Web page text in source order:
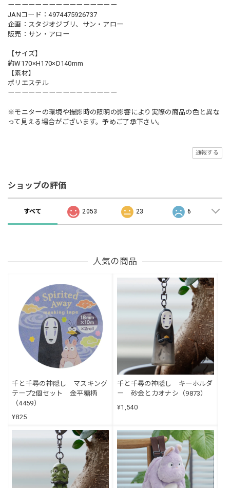
ーーーーーーーーーーーーーーーー
JANコード：4974475926737
企画：スタジオジブリ、サン・アロー
販売：サン・アロー
【サイズ】
約W170×H170×D140mm
【素材】
ポリエステル
ーーーーーーーーーーーーーーーー
※モニターの環境や撮影時の照明の影響により実際の商品の色と異な
って見える場合がございます。予めご了承下さい。
通報する
ショップの評価
すべて 2053 23 6
人気の商品
千と千尋の神隠し マスキング
テープ2個セット 金平糖柄
（4459）
¥825
千と千尋の神隠し キーホルダ
ー 砂金とカオナシ（9873）
¥1,540